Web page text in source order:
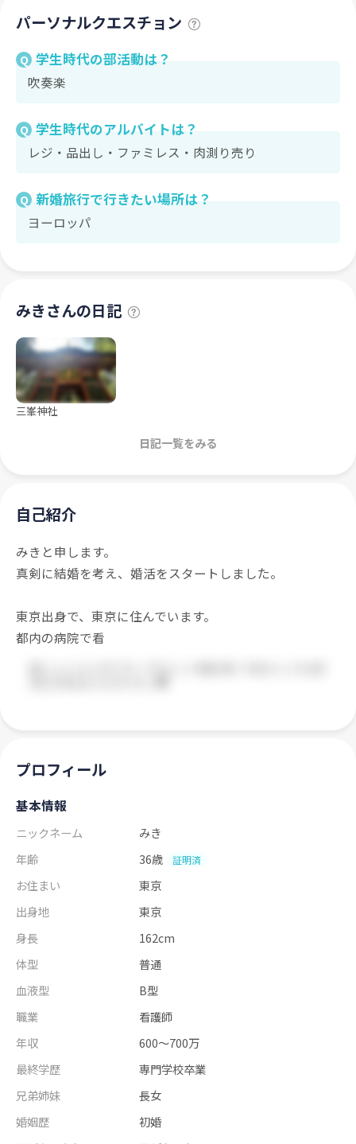
パーソナルクエスチョン
Q 学生時代の部活動は？
吹奏楽
Q 学生時代のアルバイトは？
レジ・品出し・ファミレス・肉測り売り
Q 新婚旅行で行きたい場所は？
ヨーロッパ
みきさんの日記
三峯神社
日記一覧をみる
自己紹介
みきと申します。
真剣に結婚を考え、婚活をスタートしました。
東京出身で、東京に住んでいます。
都内の病院で看
プロフィール
基本情報
ニックネーム
みき
年齢
36歳 証明済
お住まい
東京
出身地
東京
身長
162cm
体型
普通
血液型
B型
職業
看護師
年収
600～700万
最終学歴
専門学校卒業
兄弟姉妹
長女
婚姻歴
初婚